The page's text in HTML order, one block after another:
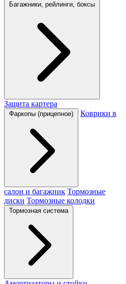
Багажники, рейлинги, боксы
Защита картера
Фаркопы (прицепное) Коврики в
салон и багажник Тормозные
диски Тормозные колодки
Тормозная система